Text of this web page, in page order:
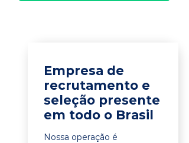
Empresa de
recrutamento e
seleção presente
em todo o Brasil
Nossa operação é